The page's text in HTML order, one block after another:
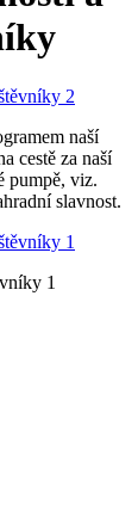
naší
cestě za naší
pumpě, viz.
slavnost.
1